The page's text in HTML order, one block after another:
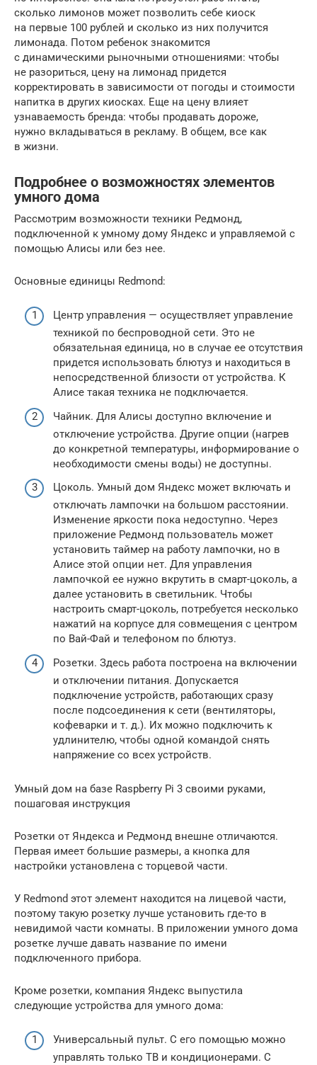
сколько лимонов может позволить себе киоск
на первые 100 рублей и сколько из них получится
лимонада. Потом ребенок знакомится
с динамическими рыночными отношениями: чтобы
не разориться, цену на лимонад придется
корректировать в зависимости от погоды и стоимости
напитка в других киосках. Еще на цену влияет
узнаваемость бренда: чтобы продавать дороже,
нужно вкладываться в рекламу. В общем, все как
в жизни.
Подробнее о возможностях элементов
умного дома
Рассмотрим возможности техники Редмонд,
подключенной к умному дому Яндекс и управляемой с
помощью Алисы или без нее.
Основные единицы Redmond:
Центр управления — осуществляет управление
техникой по беспроводной сети. Это не
обязательная единица, но в случае ее отсутствия
придется использовать блютуз и находиться в
непосредственной близости от устройства. К
Алисе такая техника не подключается.
Чайник. Для Алисы доступно включение и
отключение устройства. Другие опции (нагрев
до конкретной температуры, информирование о
необходимости смены воды) не доступны.
Цоколь. Умный дом Яндекс может включать и
отключать лампочки на большом расстоянии.
Изменение яркости пока недоступно. Через
приложение Редмонд пользователь может
установить таймер на работу лампочки, но в
Алисе этой опции нет. Для управления
лампочкой ее нужно вкрутить в смарт-цоколь, а
далее установить в светильник. Чтобы
настроить смарт-цоколь, потребуется несколько
нажатий на корпусе для совмещения с центром
по Вай-Фай и телефоном по блютуз.
Розетки. Здесь работа построена на включении
и отключении питания. Допускается
подключение устройств, работающих сразу
после подсоединения к сети (вентиляторы,
кофеварки и т. д.). Их можно подключить к
удлинителю, чтобы одной командой снять
напряжение со всех устройств.
Умный дом на базе Raspberry Pi 3 своими руками,
пошаговая инструкция
Розетки от Яндекса и Редмонд внешне отличаются.
Первая имеет большие размеры, а кнопка для
настройки установлена с торцевой части.
У Redmond этот элемент находится на лицевой части,
поэтому такую розетку лучше установить где-то в
невидимой части комнаты. В приложении умного дома
розетке лучше давать название по имени
подключенного прибора.
Кроме розетки, компания Яндекс выпустила
следующие устройства для умного дома:
Универсальный пульт. С его помощью можно
управлять только ТВ и кондиционерами. С